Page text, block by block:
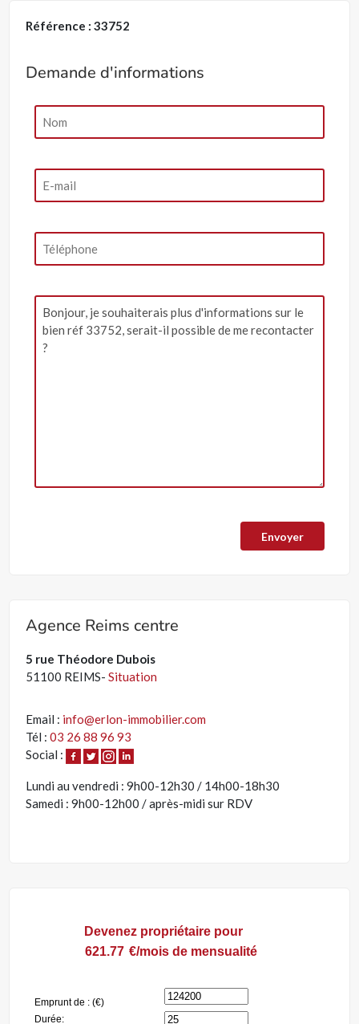
Référence : 33752
Demande d'informations
Agence Reims centre
5 rue Théodore Dubois
51100 REIMS-Situation
Email : info@erlon-immobilier.com
Tél :03 26 88 96 93
Social :
Lundi au vendredi : 9h00-12h30 / 14h00-18h30
Samedi : 9h00-12h00 / après-midi sur RDV